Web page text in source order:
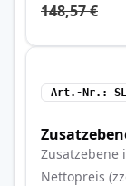
148,57 €
Art.-Nr.
Zusatzebene
Nettopreis